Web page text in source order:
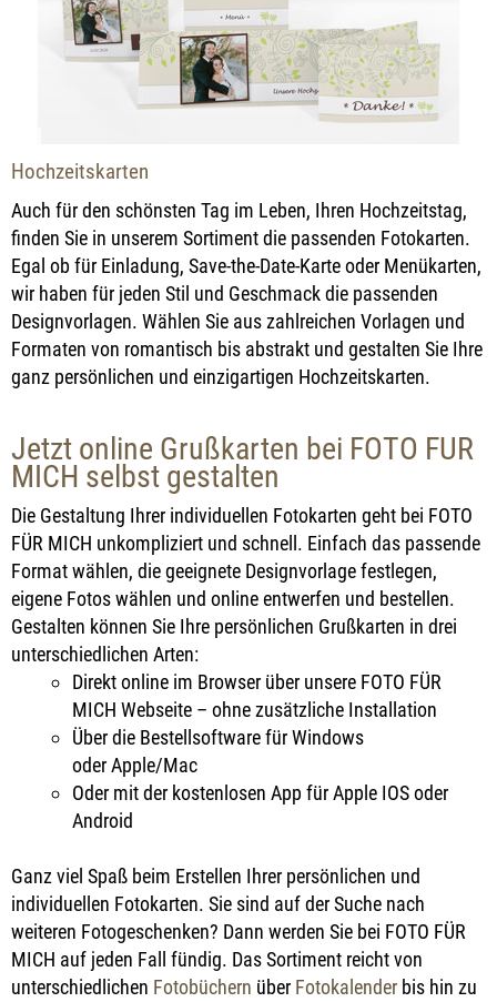
Hochzeitskarten
Auch für den schönsten Tag im Leben, Ihren Hochzeitstag,
finden Sie in unserem Sortiment die passenden Fotokarten.
Egal ob für Einladung, Save-the-Date-Karte oder Menükarten,
wir haben für jeden Stil und Geschmack die passenden
Designvorlagen. Wählen Sie aus zahlreichen Vorlagen und
Formaten von romantisch bis abstrakt und gestalten Sie Ihre
ganz persönlichen und einzigartigen Hochzeitskarten.
Jetzt online Grußkarten bei FOTO FÜR
MICH selbst gestalten
Die Gestaltung Ihrer individuellen Fotokarten geht bei FOTO
FÜR MICH unkompliziert und schnell. Einfach das passende
Format wählen, die geeignete Designvorlage festlegen,
eigene Fotos wählen und online entwerfen und bestellen.
Gestalten können Sie Ihre persönlichen Grußkarten in drei
unterschiedlichen Arten:
Direkt online im Browser über unsere FOTO FÜR
MICH Webseite – ohne zusätzliche Installation
Über die Bestellsoftware für Windows
oder Apple/Mac
Oder mit der kostenlosen App für Apple IOS oder
Android
Ganz viel Spaß beim Erstellen Ihrer persönlichen und
individuellen Fotokarten. Sie sind auf der Suche nach
weiteren Fotogeschenken? Dann werden Sie bei FOTO FÜR
MICH auf jeden Fall fündig. Das Sortiment reicht von
unterschiedlichen Fotobüchern über Fotokalender bis hin zu